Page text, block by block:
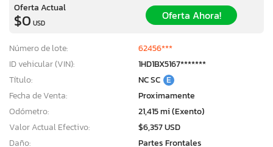
Oferta Actual
$0 USD
Oferta Ahora!
Número de lote:
62456***
ID vehicular (VIN):
1HD1BX5167*******
Título:
NC SC E
Fecha de Venta:
Proximamente
Odómetro:
21,415 mi (Exento)
Valor Actual Efectivo:
$6,357 USD
Daño:
Partes Frontales